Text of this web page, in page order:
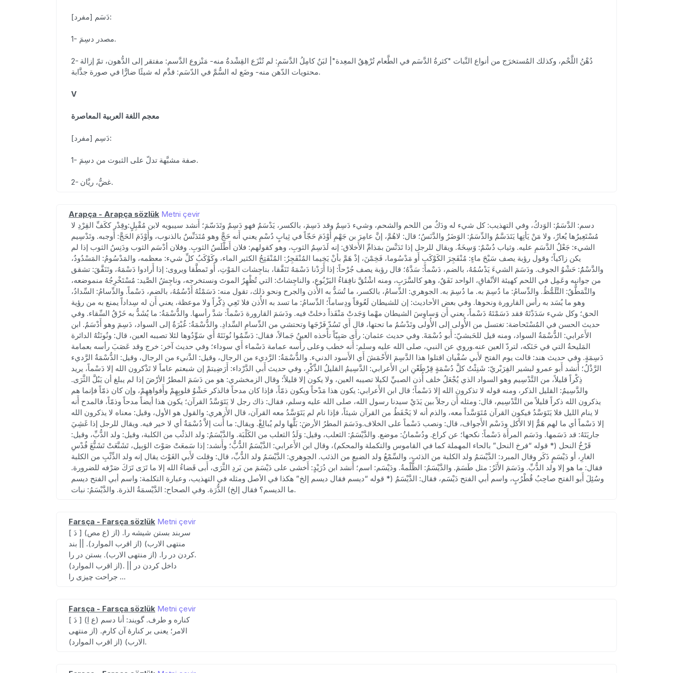
دَسَم [مفرد]:
1- مصدر دسِمَ.
2- دُهْنُ اللَّحْم، وكذلك المُستخرَج من أنواع النَّبات "كثرةُ الدَّسَم في الطَّعام تُرْهِقُ المعِدة"| لبَنٌ كامِلُ الدَّسَمِ: لم تُنْزَع القِشْدةُ منه- مَنْزوع الدَّسم: مفتقر إلى الدُّهون، تمّ إزالة
محتويات الدّهن منه- وضَع له السُّمَّ في الدّسَم: قدَّم له شيئًا ضارًّا في صورة جذَّابة.
V
معجم اللغة العربية المعاصرة
دَسِم [مفرد]:
1- صفة مشبَّهة تدلّ على الثبوت من دسِمَ.
2- غضُّ، ريَّان.
Arapça - Arapça sözlük Metni çevir
دسم: الدَّسَمُ: الوَدكُ، وفي التهذيب: كل شيء له ودَكٌ من اللحم والشحم، وشيء دَسِمٌ وقد دَسِمَ، بالكسر، يَدْسَمُ فهو دَسِمٌ وتَدَسّمَ؛ أَنشد سيبويه لابن مُقْبِلٍ:وقِدْر ككَفِّ القِرْدِ لا
مُسْتَعِيرُها يُعارُ، ولا مَنْ يَأتِها يَتَدَسَّمُ والدِّسَمُ: الوَضَرُ والدَّنَسُ؛ قال: لاهُمَّ، إنَّ عامِرَ بن جَهْمِ أَوْذَمَ حَجّاً في ثِيابٍ دُسْمِ يعني أَنه حَجَّ وهو مُتَدَنِّسٌ بالذنوب، وأَوْذَمَ الحَجَّ: أَوجبه. وتَدْسِيم
الشيء: جَعْلُ الدَّسَمِ عليه. وثياب دُسْمٌ: وَسِخَةٌ. ويقال للرجل إذا تَدَنَّسَ بمَذامِّ الأَخلاق: إنه لَدَسِمُ الثوبِ، وهو كقولهم: فلان أَطْلَسُ الثوبِ. وفلان أدْسَم الثوب ودَنِسُ الثوب إذا لم
يكن زاكياً؛ وقول رؤبة يصف سَيْحَ ماءٍ: مُنْفَجِرَ الكَوْكَبِ أَو مَدْسُوما، فَخِمْنَ، إذْ هَمَّ بأنْ يَخِيما المُنْفَجِرُ: المُنْفَتِحُ الكثير الماء، وكَوْكَبُ كلِّ شيء: معظمه، والمَدْسُومُ: المَسْدُودُ،
والدَّسْمُُ: حَشْوُ الجوف. ودَسَمَ الشيءَ يَدْسُمُهُ، بالضم، دَسْماً: سَدَّهُ؛ قال رؤبة يصف جُرْحاً: إذا أَرَدْنا دَسْمَهُ تَنَفَّقا، بناجِشات المَوْتِ، أَو تَمطَّقا ويروى: إذا أَرادوا دَسْمَهُ، وتَنَفَّقَ: تشقق
من جوانبه وعَمِل في اللحم كهيئة الأنْفاقِ، الواحد نَفَقٌ، وهو كالسَّرَبِ، ومنه اشْتُقَّ نافِقاءُ اليَرْبُوع، والناجِشاتُ: التي تُظْهِرُ الموتَ ونستخرجه، وناجِشُ الصَّيد: مُسْتَخْرِجُهُ منموضعه،
والتَّمَطُّقُ: التَّلَمُّظُ. والدِّسامُ: ما دُسِمَ به. ما دُسِمَ به. الجوهري: الدِّسامُ، بالكسر، ما تُسَدُّ به الأُذن والجرح ونحو ذلك، تقول منه: دَسَمْتُهُ أَدْسُمُهُ، بالضم، دَسْماً. والدِّسامُ: السِّدادُ،
وهو ما يُسَد به رأس القارورة ونحوها. وفي بعض الأحاديث: إن للشيطان لَعُوقاً ودِساماً؛ الدِّسامُ: ما تسد به الأُذن فلا تَعِي ذِكْراً ولا موعظة، يعني أَن له سِداداً يمنع به من رؤية
الحق؛ وكل شيء سَدَدْتَهُ فقد دَسَمْتَهُ دَسْماً، يعني أَن وَساوِسَ الشيطان مهْما وَجَدتْ مَنْفَذاً دخلتْ فيه. ودَسَمَ القارورة دَسْماً: شدَّ رأسها. والدُّسْمَةُ: ما يُشَدُّ به خَرْقُ السِّقاء. وفي
حديث الحسن في المُسْتَحاضة: تغتسل من الأُولى إلى الأُولى وتَدْسُمُ ما تحتها، قال أَي تَسُدّ فَرْجَها وتحتشي من الدِّسامِ السِّدادِ. والدُّسْمَةُ: غُبْرَةٌ إلى السواد، دَسِمَ وهو أَدْسَمُ. ابن
الأَعرابي: الدُّسْمَةُ السواد، ومنه قيل للحَبشيّ: أَبو دُسْمَةَ. وفي حديث عثمان: رأَى صَبِيّاً تأْخذه العينُ جَمالاً، فقال: دَسِّمُوا نُونَتَهُ أَي سَوِّدُوها لئلا تصيبه العين، قال: ونُونَتُهُ الدائرة
المَليحةُ التي في حَنَكه، لتردّ العين عنه.وروي عن النبي، صلى الله عليه وسلم: أَنه خطب وعلى رأْسه عمامة دَسْماء أَي سوداء؛ وفي حديث آخر: خرج وقد عَصَبَ رأسه بعمامة
دَسِمَةٍ. وفي حديث هند: قالت يوم الفتح لأَبي سُفْيان اقتلوا هذا الدَّسِمَ الأَحْمَشَ أَي الأَسود الدنيء. والدُّسْمَةُ: الرَّديء من الرجال، وقيل: الدَّنيء من الرجال، وقيل: الدُّسْمَةُ الرَّديء
الرَّذْلُ؛ أَنشد أَبو عمرو لبشير الفِرَبْريّ: شَنِئْتُ كلَّ دُسْمَةٍ قِرْطَعْنِ ابن الأَعرابي: الدَّسِيمُ القليلُ الذِّكْرِ، وفي حديث أَبي الدَّرْداء: أَرَضِيتمْ إن شبعتم عاماً لا تَذْكرون الله إلا دَسْماً، يريد
ذِكْراً قليلاً، من التَّدْسِيم وهو السواد الذي يُجْعَلُ خلف أُذن الصبيِّ لكيلا تصيبه العين، ولا يكون إلا قليلاً؛ وقال الزمخشري: هو من دَسَمَ المطرُ الأرْضَ إذا لم يبلغ أن يَبُلَّ الثَّرَى.
والدَّسِيمُ: القليل الذكر، ومنه قوله لا تذكرون الله إلا دَسْماً؛ قال ابن الأَعرابي: يكون هذا مَدْحاً ويكون ذمّاً، فإذا كان مدحاً فالذكر حَشْوُ قلوبِهِمْ وأَفواهِهِمْ، وإن كان ذمّاً فإنما هم
يذكرون الله ذكراً قليلاً من التَّدْسِيم، قال: ومثله أَن رجلاً بين يَدَيْ سيدنا رسول الله، صلى الله عليه وسلم، فقال: ذاك رجل لا يَتَوَسَّدُ القرآن؛ يكون هذا أيضاً مدحاً وذمّاً، فالمدح أَنه
لا ينام الليل فلا يَتَوَسَّدُ فيكون القرآن مُتَوَسَّداً معه، والذم أنه لا يَحْفَطُ من القرآن شيئاً، فإذا نام لم يَتَوَسَّدُ معه القرآن، قال الأَزهري: والقول هو الأول، وقيل: معناه لا يذكرون الله
إلا دَسْماً أي ما لهم هَمٌّ إلا الأَكل ودَسْم الأَجواف، قال: ونصب دَسْماً على الخلاف.ودَسَمَ المطرُ الأرضَ: بَلَّها ولم يُبالِغْ. ويقال: ما أَنت إلاَّ دُسْمَةٌ أي لا خير فيه. ويقال للرجل إذا غَشِيَ
جاريَتَهُ: قد دَسَمها. ودَسَم المرأَة دَسْماً: نكحها؛ عن كراع. ودُسْمانُ: موضع. والدَّيْسَمُ: الثعلب، وقيل: وَلَدُ الثعلب من الكَلْبَة. والدَّيْسَمُ: ولد الذئْب من الكلبة، وقيل: ولد الدُّبِّ، وقيل:
قَرْخُ النحل (* قوله “فرخ النحل” بالحاء المهملة كما في القاموس والتكملة والمحكم)، وقال ابن الأَعرابي: الدَّيْسَمُ الدُّبُّ؛ وأَنشد: إذا سَمعَتْ صَوْتَ الوَبِيل، تَشَنَّعَتْ تَشَنُّعَ فُدْسِ
الغارِ، أو دَيْسَمٍ ذَكَر وقال المبرد: الدَّيْسَمُ ولد الكلبة من الذئب، والسِّمْعُ ولد الضبع من الذئب. الجوهري: الدَّيْسَمُ ولد الدُّبِّ، قال: وقلت لأَبي الغَوْث يقال إنه ولد الذِّئْبِ من الكلبة
فقال: ما هو إلا ولد الدُّبِّ. ودَسَمَ الأَثَرُ: مثل طَسَمَ. والدَّيْسَمُ: الظُّلْمةُ. ودَيْسَم: اسم؛ أَنشد ابن دُرَيْدٍ: أَخشى على دَيْسَمَ من بَردِ الثَّرَى، أَبى قَضاءُ الله إلا ما تَرَى تَرَكَ صَرْفه للضرورة.
وسُئِلَ أَبو الفتح صاحِبُ قُطْرُبٍ، واسم أبي الفتح دَيْسَم، فقال: الدَّيْسَمُ (* قوله “ديسم فقال ديسم إلخ” هكذا في الأصل ومثله في التهذيب، وعبارة التكلمة: واسم أبي الفتح ديسم
ما الديسم؟ فقال إلخ) الذُّرَة. وفي الصحاح: الدَّيْسمَةُ الذرة. والدَّيْسَمُ: نبات.
Farsça - Farsça sözlük Metni çevir
[ دَ ] (ع مص) سربند بستن شیشه را. (از
منتهی الارب) (از اقرب الموارد). || بند
کردن در را. (از منتهی الارب). بستن در را.
(از اقرب الموارد). || داخل کردن در
جراحت چیزی را ...
Farsça - Farsça sözlük Metni çevir
[ دَ ] (ع اِ) کناره و طرف. گویند: أنا دسم
الامر؛ یعنی بر کنارهٔ آن کارم. (از منتهی
الارب) (از اقرب الموارد).